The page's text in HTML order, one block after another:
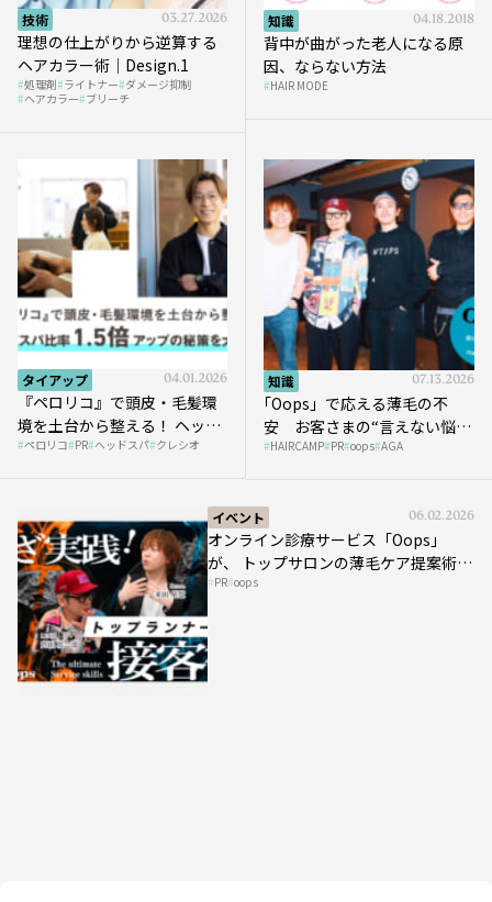
技術 03.27.2026
理想の仕上がりから逆算する
ヘアカラー術｜Design.1
処理剤 ライトナー ダメージ抑制
ヘアカラー ブリーチ
知識 04.18.2018
背中が曲がった老人になる原
因、ならない方法
HAIR MODE
タイアップ 04.01.2026
『ペロリコ』で頭皮・毛髪環
境を土台から整える！ ヘッド
スパ比率1.5倍アップの秘策を
ペロリコ PR ヘッドスパ クレシオ
知識 07.13.2026
｢Oops」で応える薄毛の不
安 お客さまの“言えない悩
み”にどう向き合う？ ＃01
HAIRCAMP PR oops AGA
イベント 06.02.2026
オンライン診療サービス「Oops」
が、 トップサロンの薄毛ケア提案術を
HAIRCAMPで公開！
PR oops